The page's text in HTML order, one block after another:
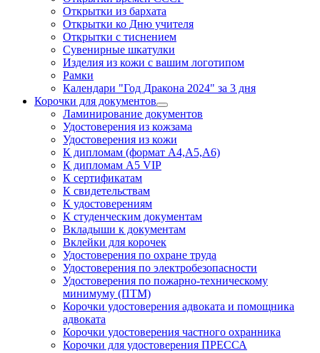
Открытки из бархата
Открытки ко Дню учителя
Открытки с тиснением
Сувенирные шкатулки
Изделия из кожи с вашим логотипом
Рамки
Календари "Год Дракона 2024" за 3 дня
Корочки для документов
Ламинирование документов
Удостоверения из кожзама
Удостоверения из кожи
К дипломам (формат А4,А5,А6)
К дипломам А5 VIP
К сертификатам
К свидетельствам
К удостоверениям
К студенческим документам
Вкладыши к документам
Вклейки для корочек
Удостоверения по охране труда
Удостоверения по электробезопасности
Удостоверения по пожарно-техническому
минимуму (ПТМ)
Корочки удостоверения адвоката и помощника
адвоката
Корочки удостоверения частного охранника
Корочки для удостоверения ПРЕССА